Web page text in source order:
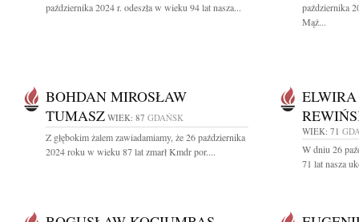
października 2024 r. odeszła w wieku 94 lat nasza...
października
Mąż...
BOHDAN MIROSŁAW
TUMASZ WIEK: 87 GDAŃSK
Z głębokim żalem zawiadamiamy, że 26 października
2024 roku w wieku 87 lat zmarł Kmdr por....
WIEK: 71
W dniu 26
71 lat nasza